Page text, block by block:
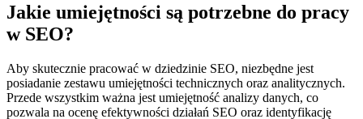
Jakie umiejętności są potrzebne do pracy
w SEO?
Aby skutecznie pracować w dziedzinie SEO, niezbędne jest
posiadanie zestawu umiejętności technicznych oraz analitycznych.
Przede wszystkim ważna jest umiejętność analizy danych, co
pozwala na ocenę efektywności działań SEO oraz identyfikację